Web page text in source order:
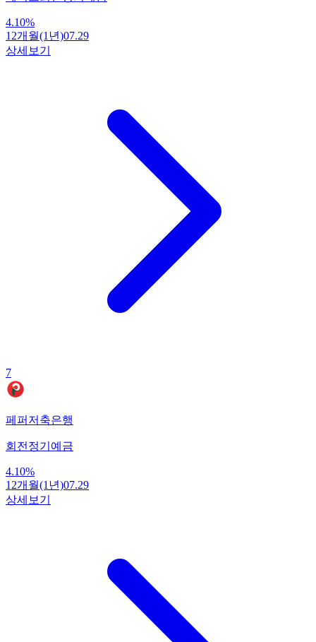
4.10%
12개월(1년)07.29
상세보기
7
페퍼저축은행
회전정기예금
4.10%
12개월(1년)07.29
상세보기